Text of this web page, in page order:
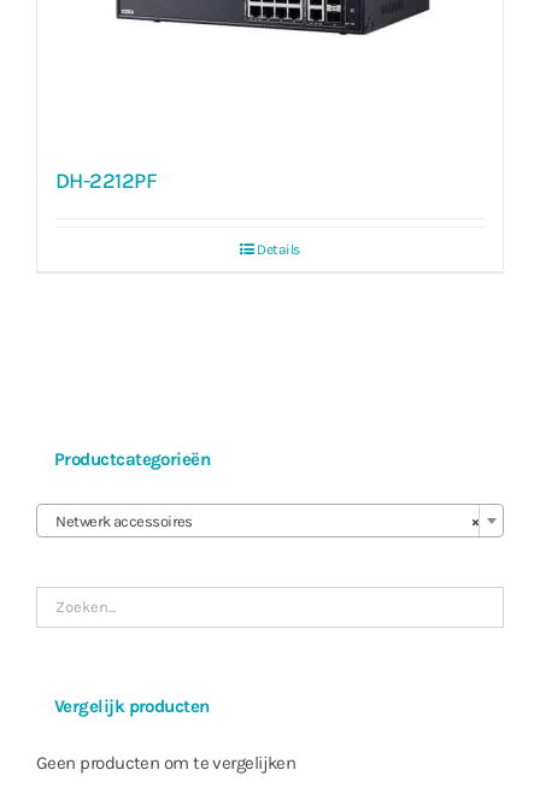
DH-2212PF
Details
Productcategorieën
×
Netwerk accessoires
Vergelijk producten
Geen producten om te vergelijken